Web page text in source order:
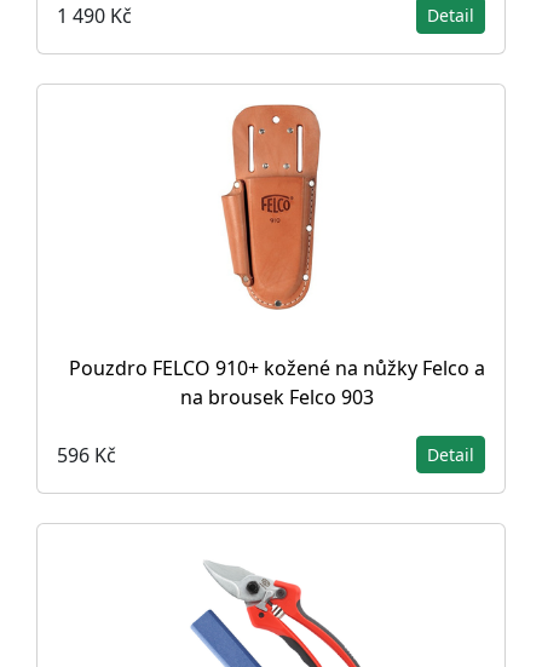
1 490 Kč Detail
Pouzdro FELCO 910+ kožené na nůžky Felco a
na brousek Felco 903
596 Kč Detail